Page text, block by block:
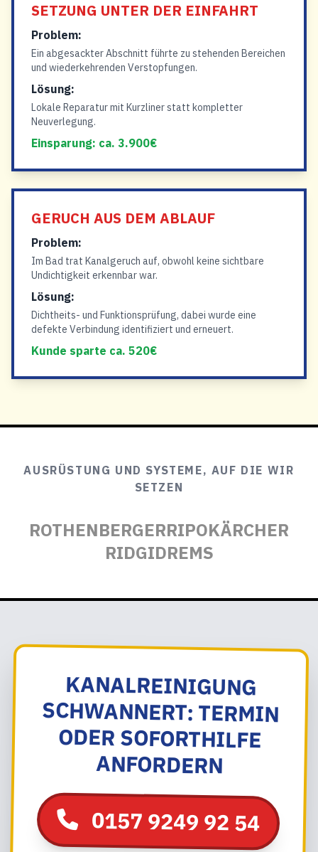
SETZUNG UNTER DER EINFAHRT
Problem:
Ein abgesackter Abschnitt führte zu stehenden Bereichen
und wiederkehrenden Verstopfungen.
Lösung:
Lokale Reparatur mit Kurzliner statt kompletter
Neuverlegung.
Einsparung: ca. 3.900€
GERUCH AUS DEM ABLAUF
Problem:
Im Bad trat Kanalgeruch auf, obwohl keine sichtbare
Undichtigkeit erkennbar war.
Lösung:
Dichtheits- und Funktionsprüfung, dabei wurde eine
defekte Verbindung identifiziert und erneuert.
Kunde sparte ca. 520€
AUSRÜSTUNG UND SYSTEME, AUF DIE WIR
SETZEN
ROTHENBERGERRIPOKÄRCHER
RIDGIDREMS
KANALREINIGUNG
SCHWANNERT: TERMIN
ODER SOFORTHILFE
ANFORDERN
0157 9249 92 54